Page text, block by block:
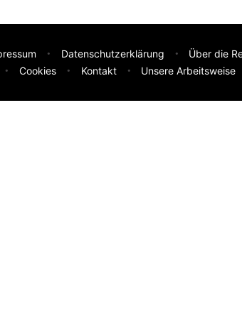
Datenschutzerklärung Über die
Cookies
Kontakt Unsere Arbeitsweise